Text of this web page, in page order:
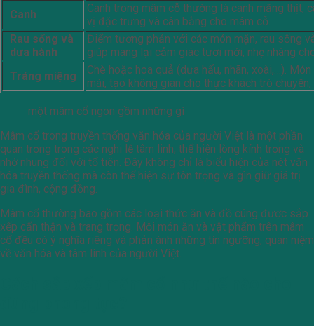
Canh
Canh trong mâm cỗ thường là canh măng thịt,
vị đặc trưng và cân bằng cho mâm cỗ.
Rau sống và
dưa hành
Điểm tương phản với các món mặn, rau sống
giúp mang lại cảm giác tươi mới, nhẹ nhàng
Tráng miệng
Chè hoặc hoa quả (dưa hấu, nhãn, xoài,…).
mái, tạo không gian cho thực khách trò
một mâm cổ ngon gồm những gì
Mâm cổ trong truyền thống văn hóa của người Việt là một phần
quan trọng trong các nghi lễ tâm linh, thể hiện lòng kính trọng và
nhớ nhung đối với tổ tiên. Đây không chỉ là biểu hiện của nét văn
hóa truyền thống mà còn thể hiện sự tôn trọng và gìn giữ giá trị
gia đình, cộng đồng.
Mâm cổ thường bao gồm các loại thức ăn và đồ cúng được sắp
xếp cẩn thận và trang trọng. Mỗi món ăn và vật phẩm trên mâm
cổ đều có ý nghĩa riêng và phản ánh những tín ngưỡng, quan niệm
về văn hóa và tâm linh của người Việt.